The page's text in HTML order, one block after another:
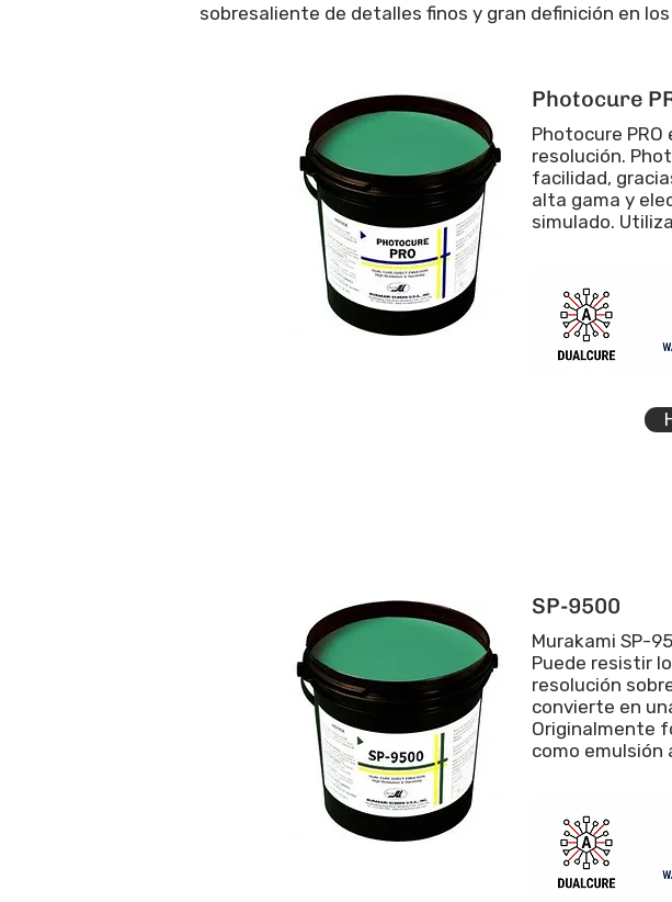
sobresaliente de detalles finos y gran definición en
Photocure
Photocure
resolución.
facilidad,
alta gama y
simulado.
SP-9500
Murakami SP-
Puede resistir
resolución
convierte en
Originalmente
como emulsión